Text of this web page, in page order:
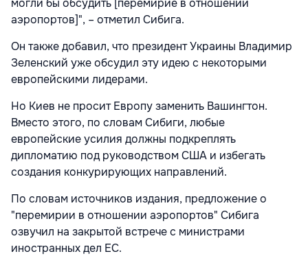
могли бы обсудить [перемирие в отношении
аэропортов]", – отметил Сибига.
Он также добавил, что президент Украины Владимир
Зеленский уже обсудил эту идею с некоторыми
европейскими лидерами.
Но Киев не просит Европу заменить Вашингтон.
Вместо этого, по словам Сибиги, любые
европейские усилия должны подкреплять
дипломатию под руководством США и избегать
создания конкурирующих направлений.
По словам источников издания, предложение о
"перемирии в отношении аэропортов" Сибига
озвучил на закрытой встрече с министрами
иностранных дел ЕС.